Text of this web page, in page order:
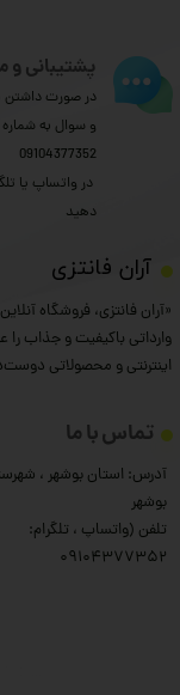
​آران فانتزی
«آران فانتزی، فروشگاه
وارداتی باکیفیت و جذاب
اینترنتی و محصولاتی
تماس با ما
آدرس: استان بوشهر ،
بوشهر
تلفن (واتساپ ، تلگرام:
۰9104377352
پشتیبانی و
در صورت داشتن
و سوال به شماره
09104377352
در واتساپ یا
دهید